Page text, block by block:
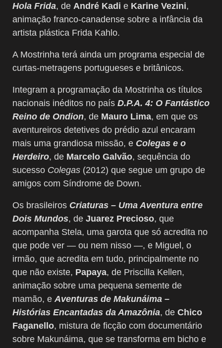
Hola Frida, de André Kadi e Karine Vezini,
animação franco-canadense sobre a infância da
artista plástica Frida Kahlo.
A Mostrinha terá ainda um programa especial de
curtas-metragens portugueses e britânicos.
Integram a programação da Mostrinha os títulos
nacionais inéditos no país D.P.A. 4: O Fantástico
Reino de Ondion, de Mauro Lima, em que os
aventureiros detetives do prédio azul encaram
mais uma grandiosa missão, e Colegas e o
Herdeiro, de Marcelo Galvão, sequência do
sucesso Colegas (2012) que segue um grupo de
amigos com Síndrome de Down.
Os brasileiros Criaturas – Uma Aventura entre
Dois Mundos, de Juarez Precioso, que
acompanha Stela, uma garota que só acredita no
que pode ver — ou nem nisso —, e Miguel, o
irmão, que acredita em tudo, principalmente no
que não existe, Papaya, de Priscilla Kellen,
animação sobre uma pequena semente de
mamão, e Aventuras de Makunáima –
Histórias Encantadas da Amazônia, de Chico
Faganello, mistura de ficção com documentário
sobre Makunáima, que se transforma em bicho e